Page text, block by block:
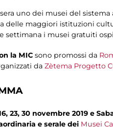
uno dei musei del
delle maggiori istituzioni
settimana i musei gratuiti
la MIC sono promossi da
da Zètema Progetto
23, 30 novembre 2019 e
e serale dei Musei